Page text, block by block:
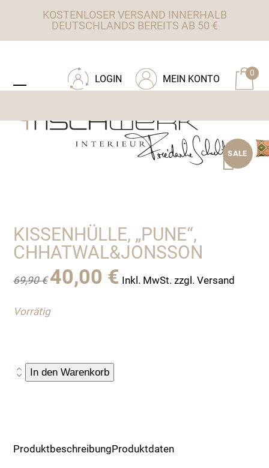
KOSTENLOSER VERSAND INNERHALB
DEUTSCHLANDS BEREITS AB 50 €
0
MEIN KONTO
LOGIN
mobile
mobile
SALE
KISSENHÜLLE, „PUNE“,
CHHATWAL&JONSSON
69,90€
Ursprünglicher
Preis
69,90 €
40,00 € Preis
Inkl. MwSt. zzgl. Versand
Vorrätig
Kissenhülle,
In den Warenkorb
ProduktbeschreibungProduktdaten